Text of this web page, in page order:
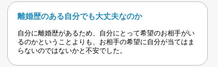
離婚歴のある自分でも大丈夫なのか
自分に離婚歴があるため、自分にとって希望のお相手がい
るのかということよりも、お相手の希望に自分が当てはま
らないのではないかと不安でした。